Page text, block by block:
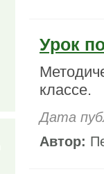
Урок
классе.
Дата
Автор: